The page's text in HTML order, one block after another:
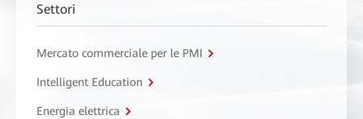
Settori
Mercato commerciale per le PMI
Intelligent Education
Energia elettrica